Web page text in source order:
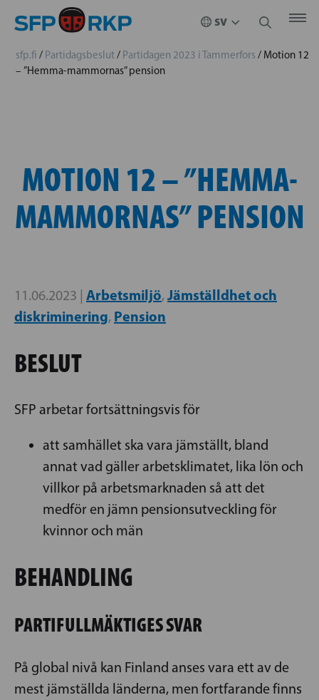
sfp.fi / Partidagsbeslut/ Partidagen 2023 i Tammerfors / Motion 12
– ”Hemma-mammornas” pension
MOTION 12 – ”HEMMA-
MAMMORNAS” PENSION
11.06.2023 | Arbetsmiljö, Jämställdhet och
diskriminering, Pension
BESLUT
SFP arbetar fortsättningsvis för
att samhället ska vara jämställt, bland
annat vad gäller arbetsklimatet, lika lön och
villkor på arbetsmarknaden så att det
medför en jämn pensionsutveckling för
kvinnor och män
BEHANDLING
PARTIFULLMÄKTIGES SVAR
På global nivå kan Finland anses vara ett av de
mest jämställda länderna, men fortfarande finns